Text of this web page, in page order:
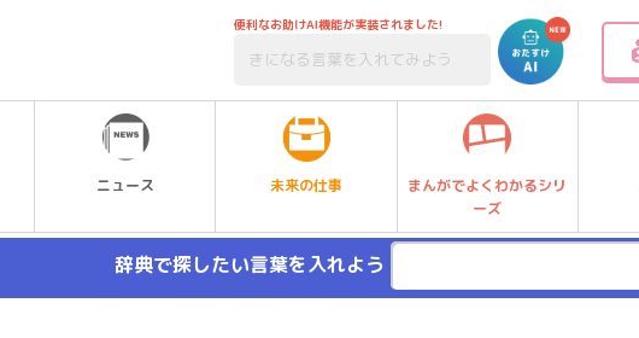
便利なお助けAI機能が実装されました!
ニュース 未来の仕事
まんがでよくわかるシリ
ーズ
辞典で探したい言葉を入れよう